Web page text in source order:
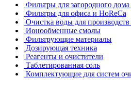
Фильтры для загородного дома
Фильтры для офиса и HoReCa
Очистка воды для
Ионообменные смолы
Фильтрующие материалы
Дозирующая техника
Реагенты и очистители
Таблетированная соль
Комплектующие для систем